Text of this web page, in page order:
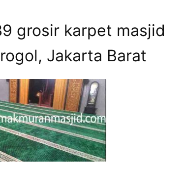
grosir karpet masjid
Jakarta Barat